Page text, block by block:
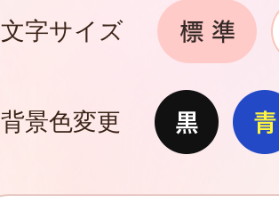
文字サイズ
背景色変更